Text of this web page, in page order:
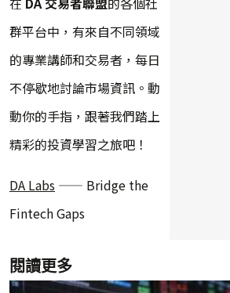
群平台中，有來自不同領域
的專業講師和交易者，每日
不停歇地討論市場資訊。動
動你的手指，跟著我們踏上
精彩的投資學習之旅吧！
DA Labs —— Bridge the
Fintech Gaps
閱讀更多